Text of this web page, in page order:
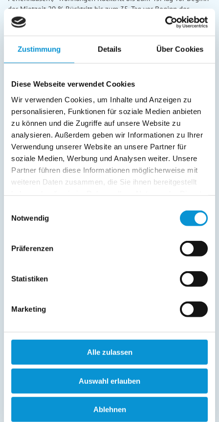
Zustimmung Details Über Cookies
Diese Webseite verwendet Cookies
Wir verwenden Cookies, um Inhalte und Anzeigen zu
personalisieren, Funktionen für soziale Medien anbieten
zu können und die Zugriffe auf unsere Website zu
analysieren. Außerdem geben wir Informationen zu Ihrer
Verwendung unserer Website an unsere Partner für
soziale Medien, Werbung und Analysen weiter. Unsere
Partner führen diese Informationen möglicherweise mit
weiteren Daten zusammen, die Sie ihnen bereitgestellt
Notwendig
Präferenzen
Statistiken
Marketing
Alle zulassen
Auswahl erlauben
Ablehnen